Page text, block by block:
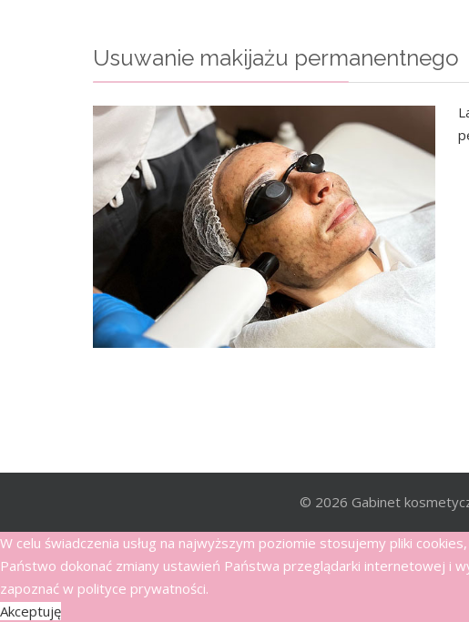
Usuwanie makijażu permanentnego
© 2026 Gabinet
W celu świadczenia usług na najwyższym poziomie stosujemy pliki
Państwo dokonać zmiany ustawień Państwa przeglądarki internetowej i
zapoznać w polityce prywatności.
Akceptuję